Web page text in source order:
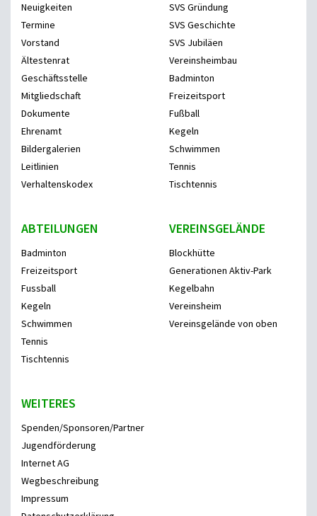
Neuigkeiten
Termine
Vorstand
Ältestenrat
Geschäftsstelle
Mitgliedschaft
Dokumente
Ehrenamt
Bildergalerien
Leitlinien
Verhaltenskodex
SVS Gründung
SVS Geschichte
SVS Jubiläen
Vereinsheimbau
Badminton
Freizeitsport
Fußball
Kegeln
Schwimmen
Tennis
Tischtennis
ABTEILUNGEN
Badminton
Freizeitsport
Fussball
Kegeln
Schwimmen
Tennis
Tischtennis
VEREINSGELÄNDE
Blockhütte
Generationen Aktiv-Park
Kegelbahn
Vereinsheim
Vereinsgelände von oben
WEITERES
Spenden/Sponsoren/Partner
Jugendförderung
Internet AG
Wegbeschreibung
Impressum